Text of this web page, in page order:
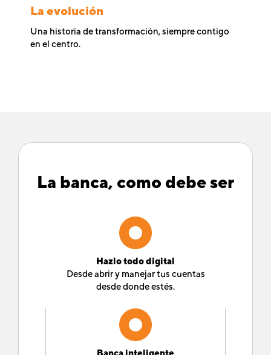
La evolución
Una historia de transformación, siempre contigo
en el centro.
La banca, como debe ser
Hazlo todo digital
Desde abrir y manejar tus cuentas
desde donde estés.